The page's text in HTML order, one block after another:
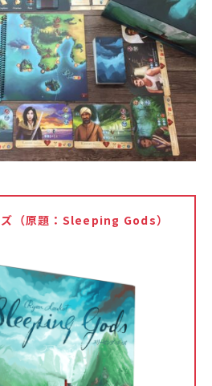
（原題：Sleeping Gods）